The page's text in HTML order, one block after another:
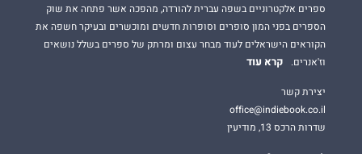
ספרים אלקטרוניים בשפה עברית להורדה, מהפכה אשר פתחה את שוק
הספרים בפני המון סופרים וסופרות חדשים ומוכשרים ובעיקר חשפה את
הקוראים הישראלים לעוד מבחר עצום ומרתק של ספרים בשלל נושאים
וז'אנרים.
קרא עוד
יצירת קשר
office@indiebook.co.il
שדרות הרכס 13, מודיעין